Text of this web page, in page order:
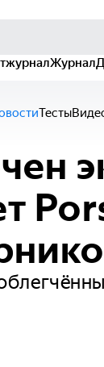
Журнал
Тесты